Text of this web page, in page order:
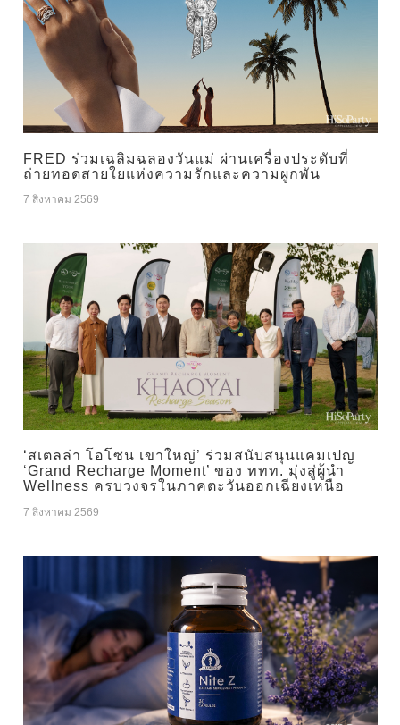
FRED ร่วมเฉลิมฉลองวันแม่ ผ่านเครื่องประดับที่
ถ่ายทอดสายใยแห่งความรักและความผูกพัน
7 สิงหาคม 2569
‘สเตลล่า โอโซน เขาใหญ่’ ร่วมสนับสนุนแคมเปญ
‘Grand Recharge Moment’ ของ ททท. มุ่งสู่ผู้นำ
Wellness ครบวงจรในภาคตะวันออกเฉียงเหนือ
7 สิงหาคม 2569